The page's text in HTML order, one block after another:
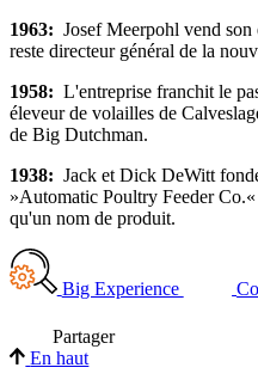
1963: Josef Meerpohl vend
reste directeur général de la
1958: L'entreprise franchit le
éleveur de volailles de
de Big Dutchman.
1938: Jack et Dick DeWitt
»Automatic Poultry Feeder
qu'un nom de produit.
Big Experience
Partager
En haut